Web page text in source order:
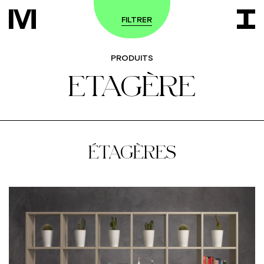
FILTRER
PRODUITS
ETAGÈRE
ÉTAGÈRES